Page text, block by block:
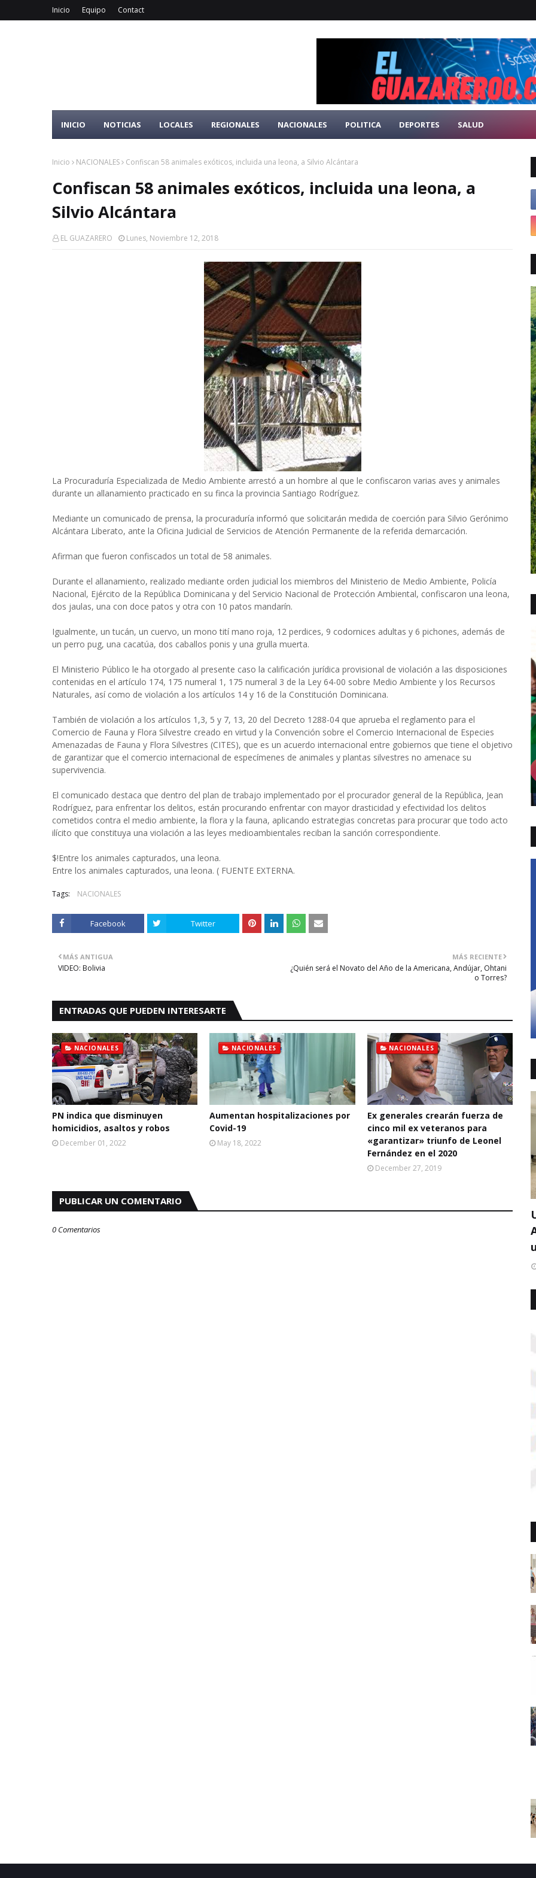
Inicio Equipo Contact
INICIO NOTICIAS LOCALES REGIONALES NACIONALES POLITICA DEPORTES SALUD
Inicio NACIONALES Confiscan 58 animales exóticos, incluida una leona, a Silvio Alcántara
Confiscan 58 animales exóticos, incluida una leona, a
Silvio Alcántara
EL GUAZARERO Lunes, Noviembre 12, 2018
La Procuraduría Especializada de Medio Ambiente arrestó a un hombre al que le confiscaron varias aves y animales
durante un allanamiento practicado en su finca la provincia Santiago Rodríguez.
Mediante un comunicado de prensa, la procuraduría informó que solicitarán medida de coerción para Silvio Gerónimo
Alcántara Liberato, ante la Oficina Judicial de Servicios de Atención Permanente de la referida demarcación.
Afirman que fueron confiscados un total de 58 animales.
Durante el allanamiento, realizado mediante orden judicial los miembros del Ministerio de Medio Ambiente, Policía
Nacional, Ejército de la República Dominicana y del Servicio Nacional de Protección Ambiental, confiscaron una leona,
dos jaulas, una con doce patos y otra con 10 patos mandarín.
Igualmente, un tucán, un cuervo, un mono tití mano roja, 12 perdices, 9 codornices adultas y 6 pichones, además de
un perro pug, una cacatúa, dos caballos ponis y una grulla muerta.
El Ministerio Público le ha otorgado al presente caso la calificación jurídica provisional de violación a las disposiciones
contenidas en el artículo 174, 175 numeral 1, 175 numeral 3 de la Ley 64-00 sobre Medio Ambiente y los Recursos
Naturales, así como de violación a los artículos 14 y 16 de la Constitución Dominicana.
También de violación a los artículos 1,3, 5 y 7, 13, 20 del Decreto 1288-04 que aprueba el reglamento para el
Comercio de Fauna y Flora Silvestre creado en virtud y la Convención sobre el Comercio Internacional de Especies
Amenazadas de Fauna y Flora Silvestres (CITES), que es un acuerdo internacional entre gobiernos que tiene el objetivo
de garantizar que el comercio internacional de especímenes de animales y plantas silvestres no amenace su
supervivencia.
El comunicado destaca que dentro del plan de trabajo implementado por el procurador general de la República, Jean
Rodríguez, para enfrentar los delitos, están procurando enfrentar con mayor drasticidad y efectividad los delitos
cometidos contra el medio ambiente, la flora y la fauna, aplicando estrategias concretas para procurar que todo acto
ilícito que constituya una violación a las leyes medioambientales reciban la sanción correspondiente.
$!Entre los animales capturados, una leona.
Entre los animales capturados, una leona. ( FUENTE EXTERNA.
Tags: NACIONALES
Facebook Twitter
MÁS RECIENTE
¿Quién será el Novato del Año de la Americana, Andújar, Ohtani
o Torres?
MÁS ANTIGUA
VIDEO: Bolivia
ENTRADAS QUE PUEDEN INTERESARTE
NACIONALES
PN indica que disminuyen
homicidios, asaltos y robos
December 01, 2022
NACIONALES
Aumentan hospitalizaciones por
Covid-19
May 18, 2022
NACIONALES
Ex generales crearán fuerza de
cinco mil ex veteranos para
«garantizar» triunfo de Leonel
Fernández en el 2020
December 27, 2019
PUBLICAR UN COMENTARIO
0 Comentarios